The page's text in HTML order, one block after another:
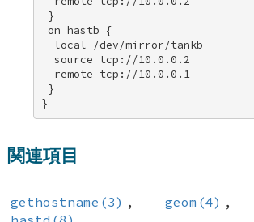
}
on hastb {
  local /dev/mirror/tankb
  source tcp://10.0.0.2
  remote tcp://10.0.0.1
}
}
関連項目
gethostname(3) , geom(4) ,